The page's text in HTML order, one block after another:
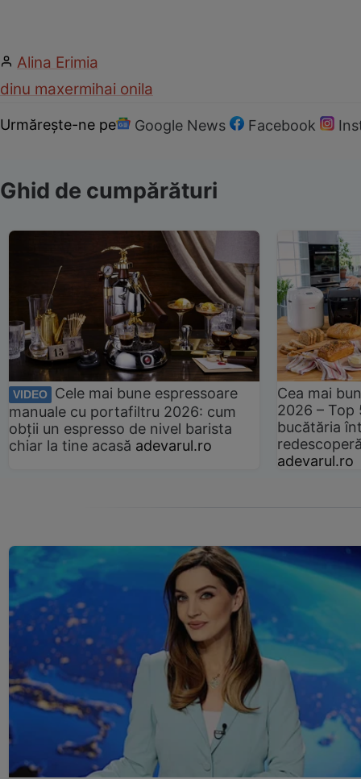
Alina Erimia
dinu maxermihai onila
Urmărește-ne pe Google News Facebook
Ghid de cumpărături
VIDEO
Cele mai bune espressoare
manuale cu portafiltru 2026: cum
obții un espresso de nivel barista
chiar la tine acasă adevarul.ro
Cea mai
2026 –
bucătăria
adevarul.ro